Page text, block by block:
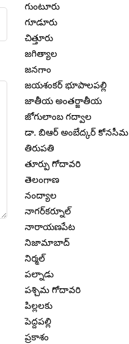
గుంటూరు
గూడూరు
చిత్తూరు
జగిత్యాల
జనగాం
జయశంకర్ భూపాలపల్లి
జాతీయ అంతర్జాతీయ
జోగులాంబ గద్వాల
డా. బిఆర్ అంబేద్కర్ కోనసీమ
తిరుపతి
తూర్పు గోదావరి
తెలంగాణ
నంద్యాల
నాగర్‌కర్నూల్
నారాయణపేట
నిజామాబాద్
నిర్మల్
పల్నాడు
పశ్చిమ గోదావరి
పిల్లలకు
పెద్దపల్లి
ప్రకాశం